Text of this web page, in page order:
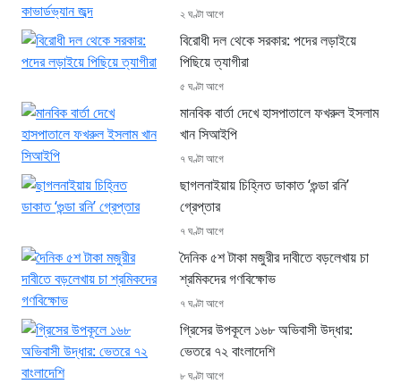
২ ঘণ্টা আগে
বিরোধী দল থেকে সরকার: পদের লড়াইয়ে
পিছিয়ে ত্যাগীরা
৫ ঘণ্টা আগে
মানবিক বার্তা দেখে হাসপাতালে ফখরুল ইসলাম
খান সিআইপি
৭ ঘণ্টা আগে
ছাগলনাইয়ায় চিহ্নিত ডাকাত ‘গুন্ডা রনি’
গ্রেপ্তার
৭ ঘণ্টা আগে
দৈনিক ৫শ টাকা মজুরীর দাবীতে বড়লেখায় চা
শ্রমিকদের গণবিক্ষোভ
৭ ঘণ্টা আগে
গ্রিসের উপকূলে ১৬৮ অভিবাসী উদ্ধার:
ভেতরে ৭২ বাংলাদেশি
৮ ঘণ্টা আগে